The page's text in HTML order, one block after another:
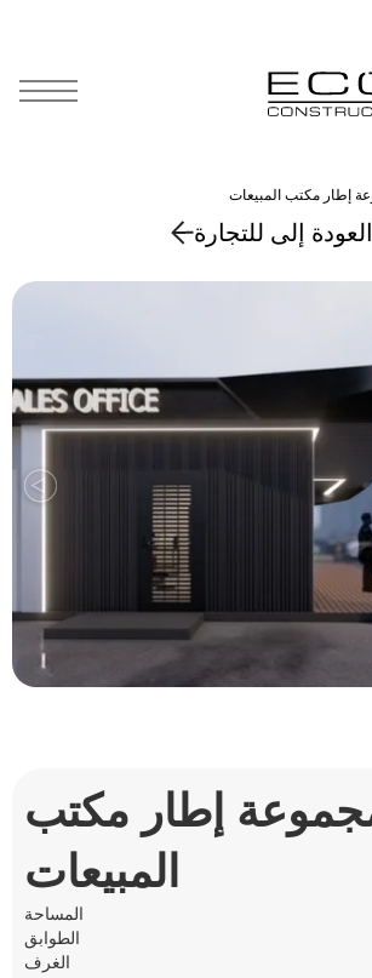
إطار مكتب المبيعات
العودة إلى للتجارة
إطار مكتب
المبيعات
المساحة
الطوابق
الغرف